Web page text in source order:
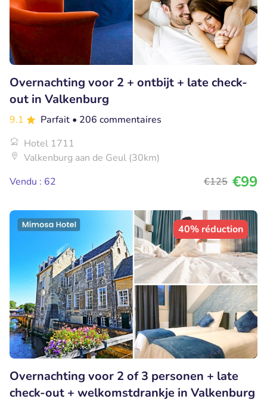
Overnachting voor 2 + ontbijt + late check-
out in Valkenburg
9.1 Parfait • 206 commentaires
Hotel 1711
Valkenburg aan de Geul (30km)
Vendu : 62
€125 €99
40% réduction
Overnachting voor 2 of 3 personen + late
check-out + welkomstdrankje in Valkenburg